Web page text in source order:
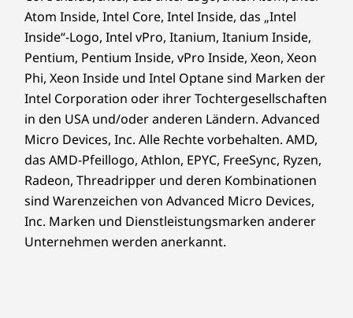
Atom Inside, Intel Core, Intel Inside, das „Intel
Inside“-Logo, Intel vPro, Itanium, Itanium Inside,
Pentium, Pentium Inside, vPro Inside, Xeon, Xeon
Phi, Xeon Inside und Intel Optane sind Marken der
Intel Corporation oder ihrer Tochtergesellschaften
in den USA und/oder anderen Ländern. Advanced
Micro Devices, Inc. Alle Rechte vorbehalten. AMD,
das AMD-Pfeillogo, Athlon, EPYC, FreeSync, Ryzen,
Radeon, Threadripper und deren Kombinationen
sind Warenzeichen von Advanced Micro Devices,
Inc. Marken und Dienstleistungsmarken anderer
Unternehmen werden anerkannt.